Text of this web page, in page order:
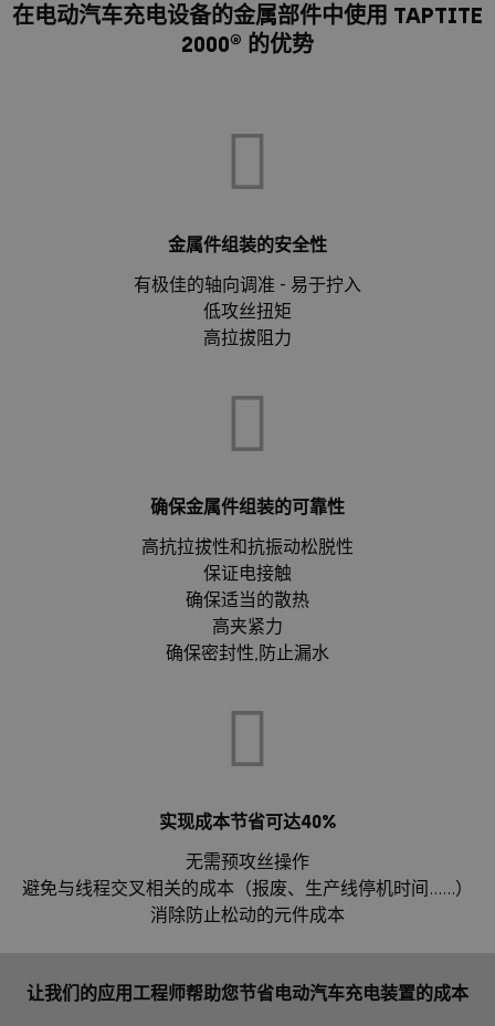
在电动汽车充电设备的金属部件中使用 TAPTITE
2000® 的优势
金属件组装的安全性
有极佳的轴向调准 - 易于拧入
低攻丝扭矩
高拉拔阻力
确保金属件组装的可靠性
高抗拉拔性和抗振动松脱性
保证电接触
确保适当的散热
高夹紧力
确保密封性,防止漏水
实现成本节省可达40%
无需预攻丝操作
避免与线程交叉相关的成本（报废、生产线停机时间……）
消除防止松动的元件成本
让我们的应用工程师帮助您节省电动汽车充电装置的成本